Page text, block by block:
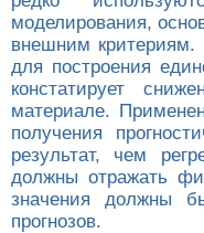
моделирования,
внешним критериям.
для построения
констатирует
материале.
получения
результат, чем
должны отражать
значения должны
прогнозов.